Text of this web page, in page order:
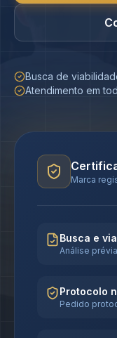
Busca de
Atendimento em
Marca
Busca e
Análise
Protocolo
Pedido